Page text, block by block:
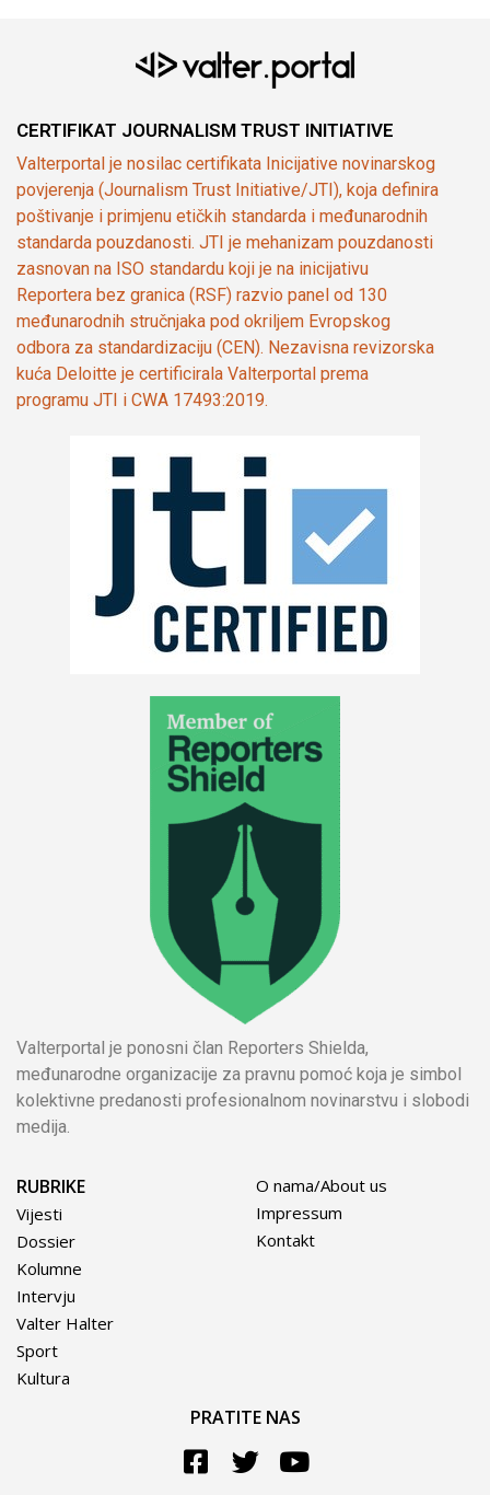
CERTIFIKAT JOURNALISM TRUST INITIATIVE
Valterportal je nosilac certifikata Inicijative novinarskog
povjerenja (Journalism Trust Initiative/JTI), koja definira
poštivanje i primjenu etičkih standarda i međunarodnih
standarda pouzdanosti. JTI je mehanizam pouzdanosti
zasnovan na ISO standardu koji je na inicijativu
Reportera bez granica (RSF) razvio panel od 130
međunarodnih stručnjaka pod okriljem Evropskog
odbora za standardizaciju (CEN). Nezavisna revizorska
kuća Deloitte je certificirala Valterportal prema
programu JTI i CWA 17493:2019.
Valterportal je ponosni član Reporters Shielda,
međunarodne organizacije za pravnu pomoć koja je simbol
kolektivne predanosti profesionalnom novinarstvu i slobodi
medija.
RUBRIKE
Vijesti
Dossier
Kolumne
Intervju
Valter Halter
Sport
Kultura
O nama/About us
Impressum
Kontakt
PRATITE NAS